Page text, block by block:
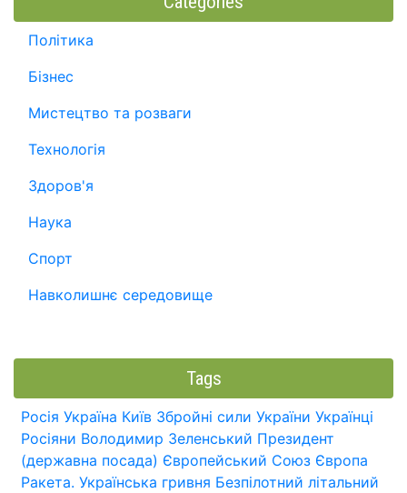
Політика
Бізнес
Мистецтво та розваги
Технологія
Здоров'я
Наука
Спорт
Навколишнє середовище
Tags
Росія Україна Київ Збройні сили України Українці
Росіяни Володимир Зеленський Президент
(державна посада) Європейський Союз Європа
Ракета. Українська гривня Безпілотний літальний